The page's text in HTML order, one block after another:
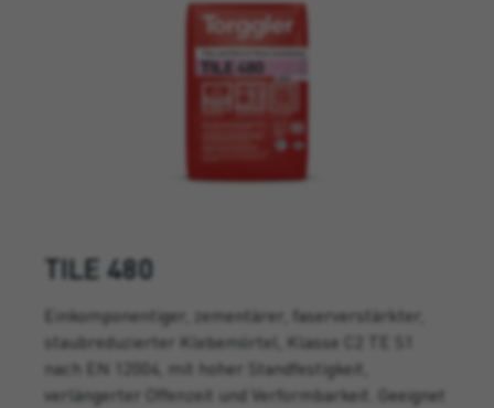
TILE 480
Einkomponentiger, zementärer, faserverstärkter,
staubreduzierter Klebemörtel, Klasse C2 TE S1
nach EN 12004, mit hoher Standfestigkeit,
verlängerter Offenzeit und Verformbarkeit. Geeignet